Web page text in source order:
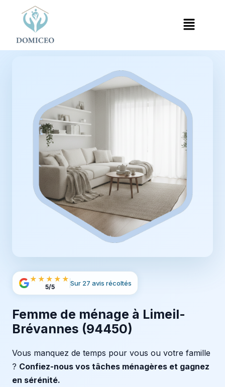
Accueil›Ménage à Domicile
★★★★★
5/5 Sur 27 avis récoltés
Femme de ménage à Limeil-
Brévannes (94450)
Vous manquez de temps pour vous ou votre famille
? Confiez-nous vos tâches ménagères et gagnez
en sérénité.
Panneau de gestion des cookies